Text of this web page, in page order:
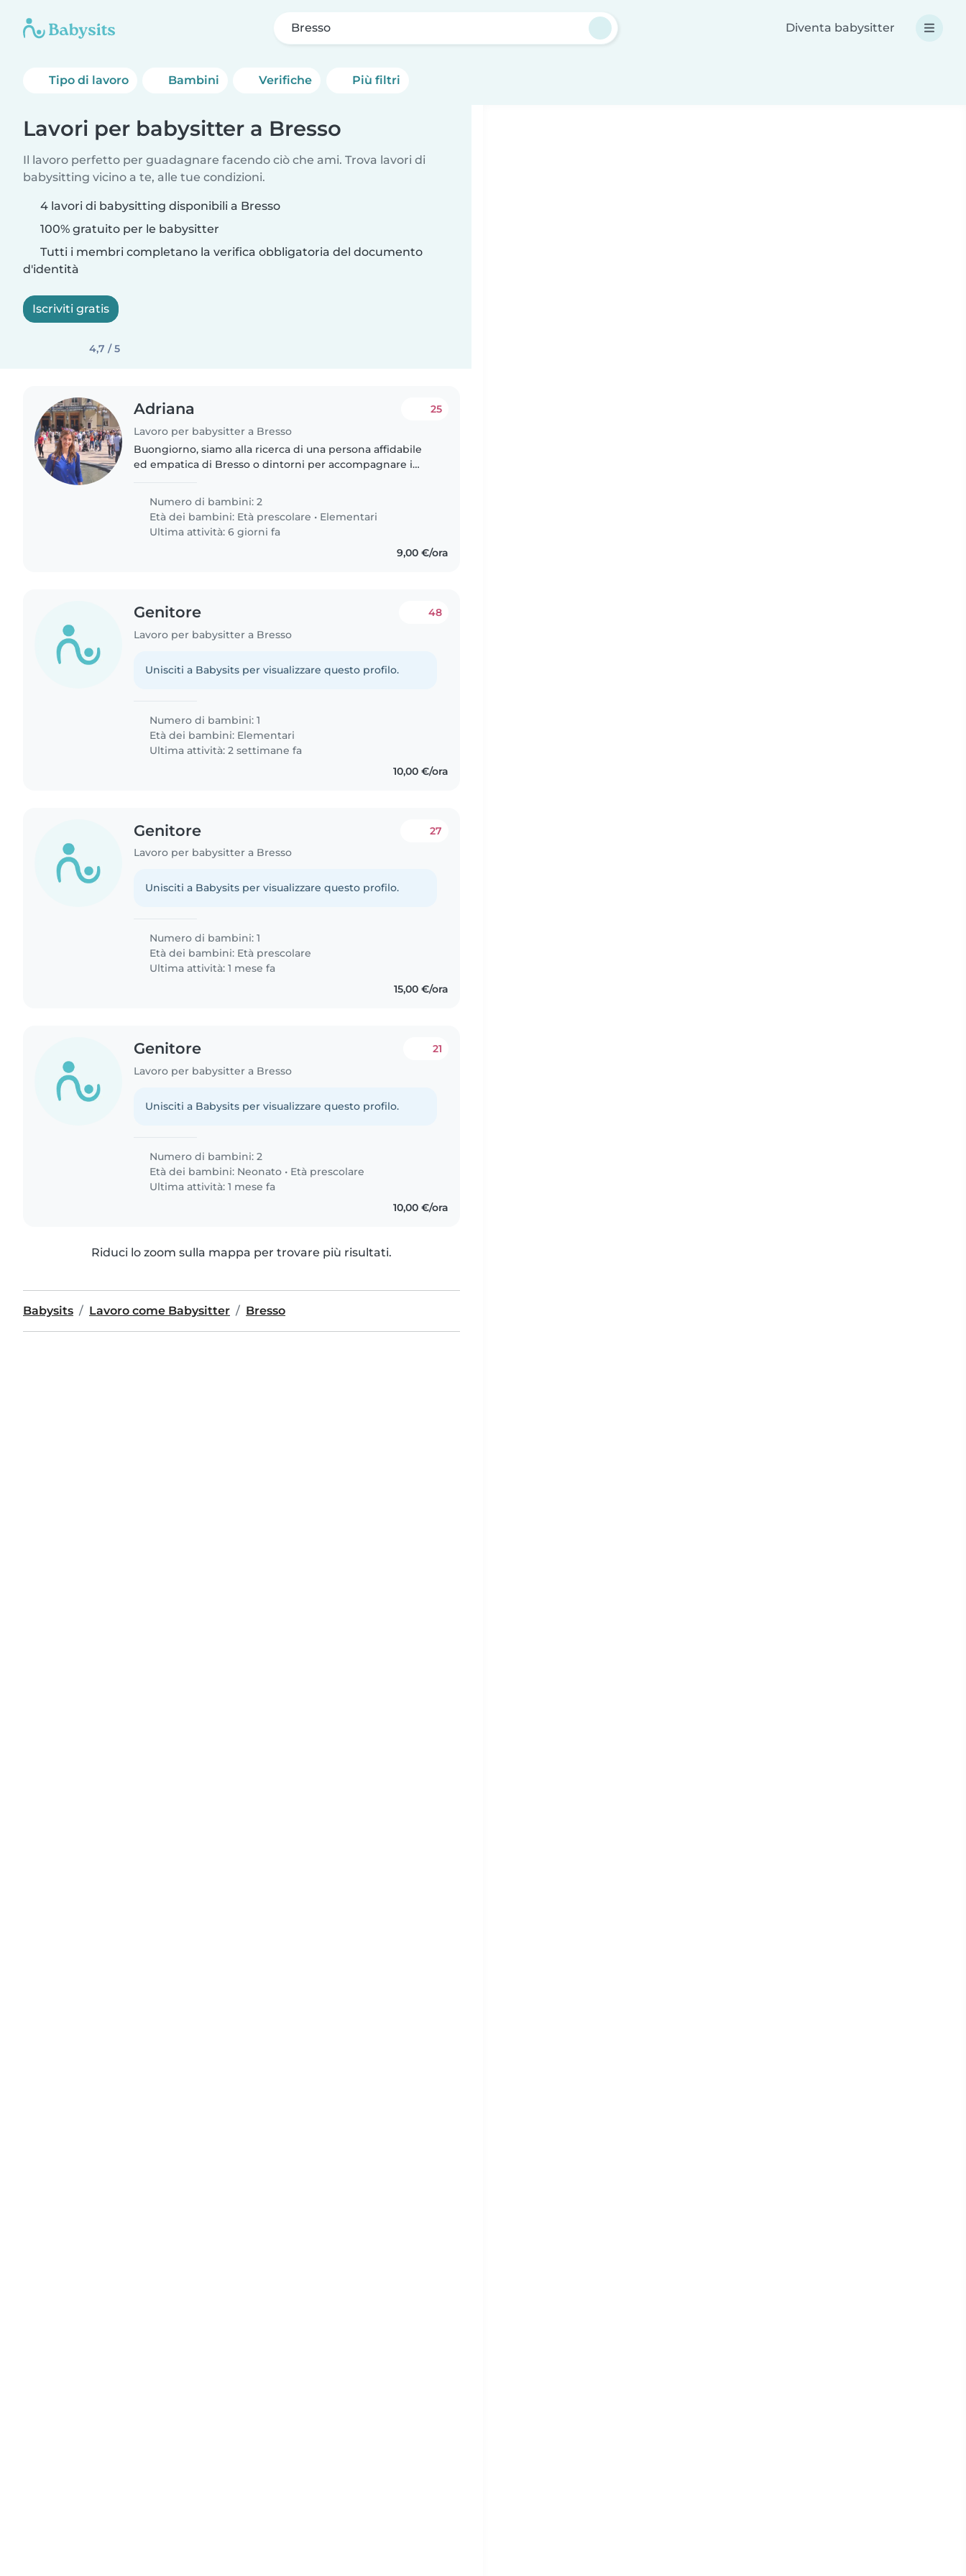
Bresso Diventa babysitter
Tipo di lavoro Bambini Verifiche Più filtri
Lavori per babysitter a Bresso
Il lavoro perfetto per guadagnare facendo ciò che ami. Trova lavori di
babysitting vicino a te, alle tue condizioni.
4 lavori di babysitting disponibili a Bresso
100% gratuito per le babysitter
Tutti i membri completano la verifica obbligatoria del documento
d'identità
Iscriviti gratis
4,7 / 5
Adriana
Lavoro per babysitter a Bresso
25
Buongiorno, siamo alla ricerca di una persona affidabile
ed empatica di Bresso o dintorni per accompagnare i
rispettivamente alla scuola..
Numero di bambini: 2
Età dei bambini: Età prescolare • Elementari
Ultima attività: 6 giorni fa
9,00 €/ora
Genitore
Lavoro per babysitter a Bresso
48
Unisciti a Babysits per visualizzare questo profilo.
Numero di bambini: 1
Età dei bambini: Elementari
Ultima attività: 2 settimane fa
10,00 €/ora
Genitore
Lavoro per babysitter a Bresso
27
Unisciti a Babysits per visualizzare questo profilo.
Numero di bambini: 1
Età dei bambini: Età prescolare
Ultima attività: 1 mese fa
15,00 €/ora
Genitore
Lavoro per babysitter a Bresso
21
Unisciti a Babysits per visualizzare questo profilo.
Numero di bambini: 2
Età dei bambini: Neonato • Età prescolare
Ultima attività: 1 mese fa
10,00 €/ora
Riduci lo zoom sulla mappa per trovare più risultati.
Babysits Lavoro come Babysitter Bresso